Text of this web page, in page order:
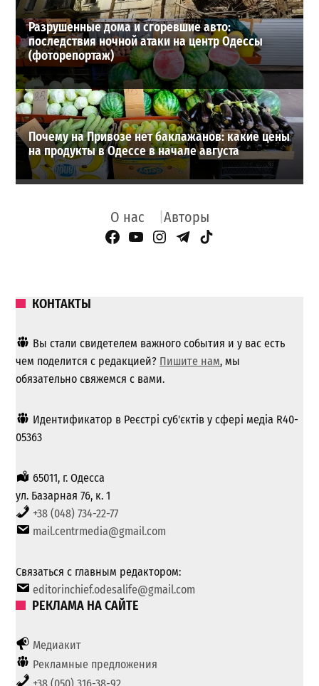
Разрушенные дома и сгоревшие авто:
последствия ночной атаки на центр Одессы
(фоторепортаж)
Почему на Привозе нет баклажанов: какие цены
на продукты в Одессе в начале августа
О нас Авторы
Facebook Page
YouTube
Instagram
Telegram
TikTok
КОНТАКТЫ
Вы стали свидетелем важного события и у вас есть
чем поделится с редакцией? Пишите нам, мы
обязательно свяжемся с вами.
Идентификатор в Реєстрі суб'єктів у сфері медіа R40-
05363
65011, г. Одесса
ул. Базарная 76, к. 1
+38 (048) 734-22-77
mail.centrmedia@gmail.com
Связаться с главным редактором:
editorinchief.odesalife@gmail.com
РЕКЛАМА НА САЙТЕ
Медиакит
Рекламные предложения